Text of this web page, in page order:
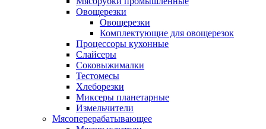
Овощерезки
Овощерезки
Комплектующие для овощерезок
Процессоры кухонные
Слайсеры
Соковыжималки
Тестомесы
Хлеборезки
Миксеры планетарные
Измельчители
Мясоперерабатывающее